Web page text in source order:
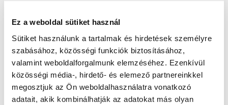
Ez a weboldal sütiket használ
Sütiket használunk a tartalmak és hirdetések személyre
szabásához, közösségi funkciók biztosításához,
valamint weboldalforgalmunk elemzéséhez. Ezenkívül
közösségi média-, hirdető- és elemező partnereinkkel
megosztjuk az Ön weboldalhasználatra vonatkozó
adatait, akik kombinálhatják az adatokat más olyan
Tweet
TIPPEK TAPASZTALAT